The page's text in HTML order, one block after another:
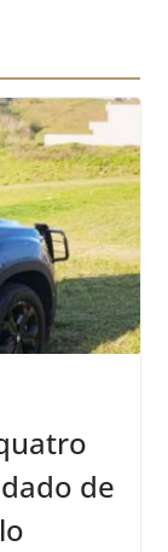
de